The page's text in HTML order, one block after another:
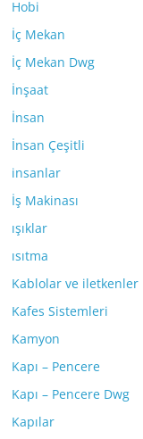
Hobi
İç Mekan
İç Mekan Dwg
İnşaat
İnsan
İnsan Çeşitli
insanlar
İş Makinası
ışıklar
ısıtma
Kablolar ve iletkenler
Kafes Sistemleri
Kamyon
Kapı – Pencere
Kapı – Pencere Dwg
Kapılar